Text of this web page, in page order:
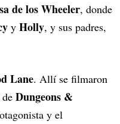
de los Wheeler, donde
y Holly, y sus padres,
Lane. Allí se filmaron
Dungeons &
y el